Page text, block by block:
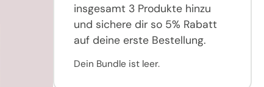
insgesamt 3 Produkte hinzu
und sichere dir so 5% Rabatt
auf deine erste Bestellung.
Dein Bundle ist leer.